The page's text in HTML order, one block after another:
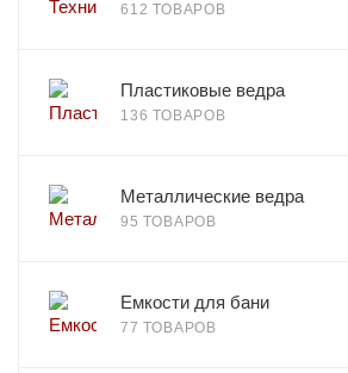
612 ТОВАРОВ
Пластиковые ведра
136 ТОВАРОВ
Металлические ведра
95 ТОВАРОВ
Емкости для бани
77 ТОВАРОВ